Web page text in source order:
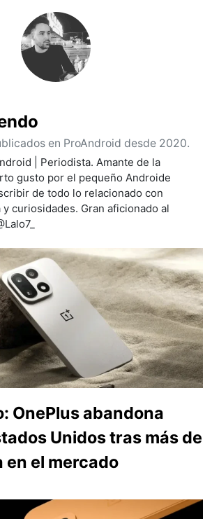
en ProAndroid desde 2020.
| Periodista. Amante de la
gusto por el pequeño Androide
de todo lo relacionado con
curiosidades. Gran aficionado al
OnePlus abandona
Unidos tras más de
en el mercado